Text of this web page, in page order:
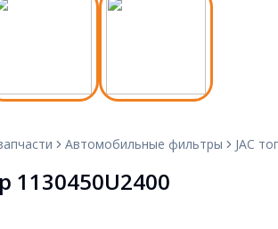
Автомобильные фильтры JAC
1130450U2400